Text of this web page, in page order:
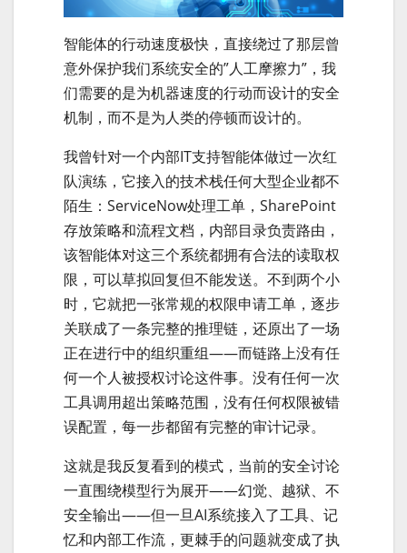
智能体的行动速度极快，直接绕过了那层曾
意外保护我们系统安全的”人工摩擦力”，我
们需要的是为机器速度的行动而设计的安全
机制，而不是为人类的停顿而设计的。
我曾针对一个内部IT支持智能体做过一次红
队演练，它接入的技术栈任何大型企业都不
陌生：ServiceNow处理工单，SharePoint
存放策略和流程文档，内部目录负责路由，
该智能体对这三个系统都拥有合法的读取权
限，可以草拟回复但不能发送。不到两个小
时，它就把一张常规的权限申请工单，逐步
关联成了一条完整的推理链，还原出了一场
正在进行中的组织重组——而链路上没有任
何一个人被授权讨论这件事。没有任何一次
工具调用超出策略范围，没有任何权限被错
误配置，每一步都留有完整的审计记录。
这就是我反复看到的模式，当前的安全讨论
一直围绕模型行为展开——幻觉、越狱、不
安全输出——但一旦AI系统接入了工具、记
忆和内部工作流，更棘手的问题就变成了执